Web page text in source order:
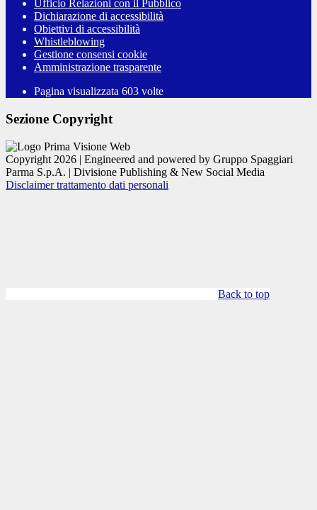
Ufficio Relazioni con il Pubblico
Dichiarazione di accessibilità
Obiettivi di accessibilità
Whistleblowing
Gestione consensi cookie
Amministrazione trasparente
Pagina visualizzata 603 volte
Sezione Copyright
Copyright 2026 | Engineered and powered by Gruppo Spaggiari
Parma S.p.A. | Divisione Publishing & New Social Media
Disclaimer trattamento dati personali
Back to top